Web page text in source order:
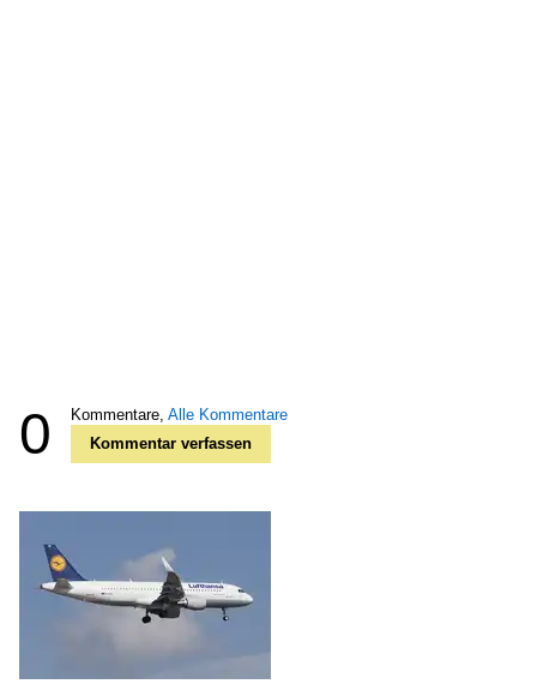
0 Kommentare, Alle Kommentare
Kommentar verfassen